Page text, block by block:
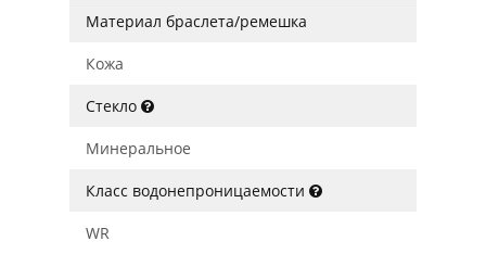
Материал браслета/ремешка
Кожа
Стекло
Минеральное
Класс водонепроницаемости
WR